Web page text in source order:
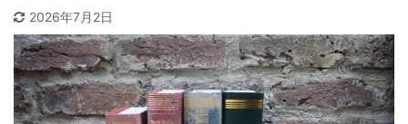
2026年7月2日